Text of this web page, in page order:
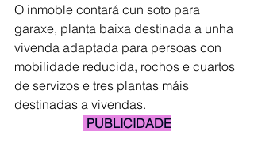
O inmoble contará cun soto para
garaxe, planta baixa destinada a unha
vivenda adaptada para persoas con
mobilidade reducida, rochos e cuartos
de servizos e tres plantas máis
destinadas a vivendas.
PUBLICIDADE